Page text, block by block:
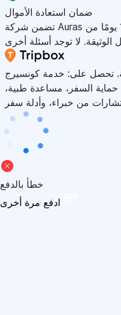
ضمان استعادة الأموال
تضمن شركة Auras للتأمين استرداد من المبلغ خلال 14 يومًا من
تحصل على: خدمة كونسيرج
24/7، حزمة حماية السفر، مساعدة طبية،
خطأ بالدفع